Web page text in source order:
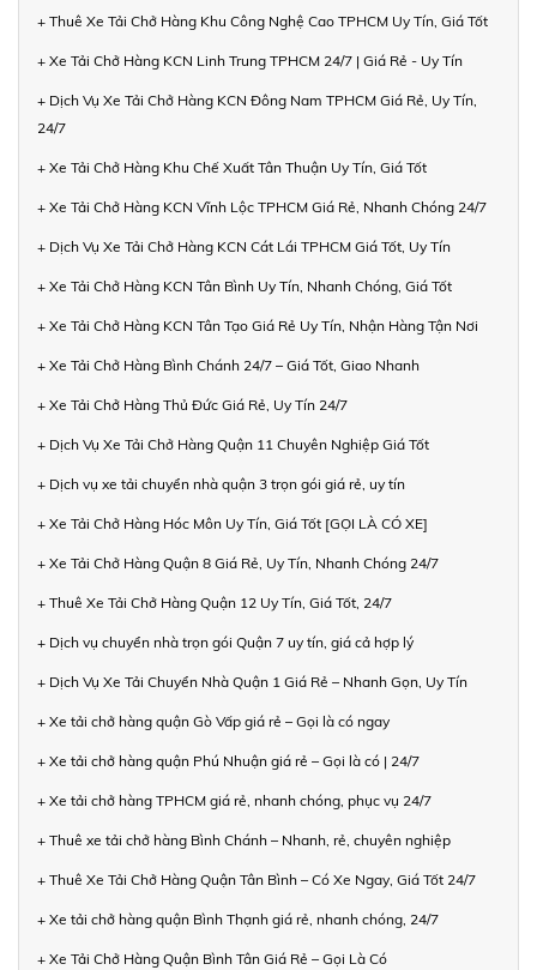
+ Thuê Xe Tải Chở Hàng Khu Công Nghệ Cao TPHCM Uy Tín, Giá Tốt
+ Xe Tải Chở Hàng KCN Linh Trung TPHCM 24/7 | Giá Rẻ - Uy Tín
+ Dịch Vụ Xe Tải Chở Hàng KCN Đông Nam TPHCM Giá Rẻ, Uy Tín,
24/7
+ Xe Tải Chở Hàng Khu Chế Xuất Tân Thuận Uy Tín, Giá Tốt
+ Xe Tải Chở Hàng KCN Vĩnh Lộc TPHCM Giá Rẻ, Nhanh Chóng 24/7
+ Dịch Vụ Xe Tải Chở Hàng KCN Cát Lái TPHCM Giá Tốt, Uy Tín
+ Xe Tải Chở Hàng KCN Tân Bình Uy Tín, Nhanh Chóng, Giá Tốt
+ Xe Tải Chở Hàng KCN Tân Tạo Giá Rẻ Uy Tín, Nhận Hàng Tận Nơi
+ Xe Tải Chở Hàng Bình Chánh 24/7 – Giá Tốt, Giao Nhanh
+ Xe Tải Chở Hàng Thủ Đức Giá Rẻ, Uy Tín 24/7
+ Dịch Vụ Xe Tải Chở Hàng Quận 11 Chuyên Nghiệp Giá Tốt
+ Dịch vụ xe tải chuyển nhà quận 3 trọn gói giá rẻ, uy tín
+ Xe Tải Chở Hàng Hóc Môn Uy Tín, Giá Tốt [GỌI LÀ CÓ XE]
+ Xe Tải Chở Hàng Quận 8 Giá Rẻ, Uy Tín, Nhanh Chóng 24/7
+ Thuê Xe Tải Chở Hàng Quận 12 Uy Tín, Giá Tốt, 24/7
+ Dịch vụ chuyển nhà trọn gói Quận 7 uy tín, giá cả hợp lý
+ Dịch Vụ Xe Tải Chuyển Nhà Quận 1 Giá Rẻ – Nhanh Gọn, Uy Tín
+ Xe tải chở hàng quận Gò Vấp giá rẻ – Gọi là có ngay
+ Xe tải chở hàng quận Phú Nhuận giá rẻ – Gọi là có | 24/7
+ Xe tải chở hàng TPHCM giá rẻ, nhanh chóng, phục vụ 24/7
+ Thuê xe tải chở hàng Bình Chánh – Nhanh, rẻ, chuyên nghiệp
+ Thuê Xe Tải Chở Hàng Quận Tân Bình – Có Xe Ngay, Giá Tốt 24/7
+ Xe tải chở hàng quận Bình Thạnh giá rẻ, nhanh chóng, 24/7
+ Xe Tải Chở Hàng Quận Bình Tân Giá Rẻ – Gọi Là Có